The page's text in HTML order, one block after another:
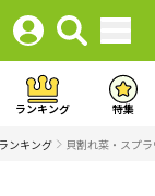
ランキング 特集
ンキング 貝割れ菜・スプ